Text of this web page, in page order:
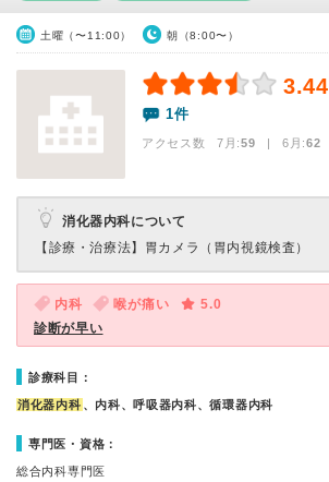
土曜（〜11:00） 朝（8:00〜）
3.44
1件
アクセス数 7月:59 | 6月:62
消化器内科について
【診療・治療法】 胃カメラ（胃内視鏡検査）
内科 喉が痛い
5.0
診断が早い
診療科目：
消化器内科 、内科、呼吸器内科、循環器内科
専門医・資格：
総合内科専門医